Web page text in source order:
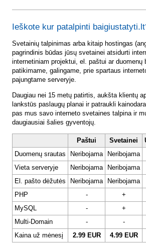
Ieškote kur patalpinti
Svetainių talpinimas arba kitaip hostingas
pagrindinis būdas jūsų svetainei atsidurti
internetiniam projektui, el. paštui ar duomenų
patikimame, galingame, prie spartaus
pajungtame serveryje.
Daugiau nei 15 metų patirtis, aukšta klientų
lankstūs paslaugų planai ir patraukli
pas mus savo interneto svetaines talpina ir
daugiausiai šalies gyventojų.
Paštui Svetainei
Duomenų srautas
Neribojama Neribojama
Vieta serveryje
Neribojama Neribojama
El. pašto dėžutės
Neribojama Neribojama
PHP
- +
MySQL
- +
Multi-Domain
- -
Kaina už mėnesį
2.99 EUR 4.99 EUR